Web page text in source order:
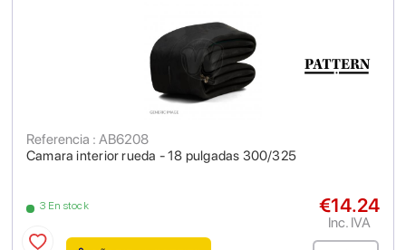
Camara interior rueda - 18 pulgadas 300/325
Referencia : AB6208
3 En stock €14.24
Inc. IVA